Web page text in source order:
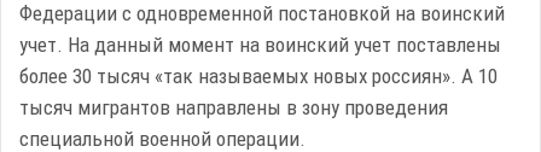
Федерации с одновременной постановкой на воинский
учет. На данный момент на воинский учет поставлены
более 30 тысяч «так называемых новых россиян». А 10
тысяч мигрантов направлены в зону проведения
специальной военной операции.